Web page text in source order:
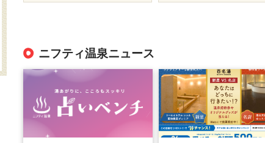
ニフティ温泉ニュース